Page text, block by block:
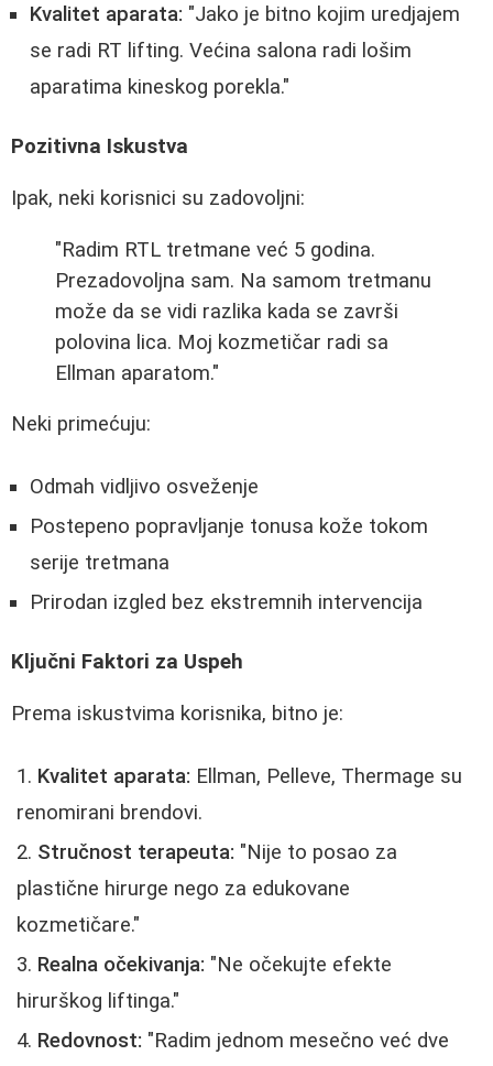
Kvalitet aparata: "Jako je bitno kojim uredjajem
se radi RT lifting. Većina salona radi lošim
aparatima kineskog porekla."
Pozitivna Iskustva
Ipak, neki korisnici su zadovoljni:
"Radim RTL tretmane već 5 godina.
Prezadovoljna sam. Na samom tretmanu
može da se vidi razlika kada se završi
polovina lica. Moj kozmetičar radi sa
Ellman aparatom."
Neki primećuju:
Odmah vidljivo osveženje
Postepeno popravljanje tonusa kože tokom
serije tretmana
Prirodan izgled bez ekstremnih intervencija
Ključni Faktori za Uspeh
Prema iskustvima korisnika, bitno je:
Kvalitet aparata: Ellman, Pelleve, Thermage su
renomirani brendovi.
Stručnost terapeuta: "Nije to posao za
plastične hirurge nego za edukovane
kozmetičare."
Realna očekivanja: "Ne očekujte efekte
hirurškog liftinga."
Redovnost: "Radim jednom mesečno već dve